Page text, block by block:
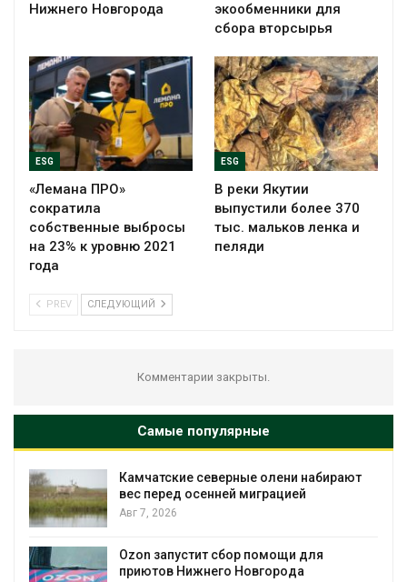
Нижнего Новгорода
экообменники для
сбора вторсырья
ESG
«Лемана ПРО»
сократила
собственные выбросы
на 23% к уровню 2021
года
ESG
В реки Якутии
выпустили более 370
тыс. мальков ленка и
пеляди
PREV СЛЕДУЮЩИЙ
Комментарии закрыты.
Самые популярные
северные олени набирают
перед осенней миграцией
7, 2026
запустит сбор помощи для
Нижнего Новгорода